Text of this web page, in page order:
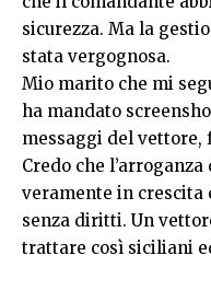
sicurezza. Ma la
stata vergognosa.
Mio marito che mi
ha mandato
messaggi del vettore,
Credo che
veramente in
senza diritti. Un
trattare così siciliani